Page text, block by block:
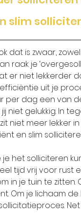
slim
dat is zwaar,
raak je
er niet lekkerder
uit je
per dag een van
gelukkig. In
niet meer lekker
en slim
je het solliciteren
tijd vrij voor rust
in je tuin te zitten.
Om je lichaam